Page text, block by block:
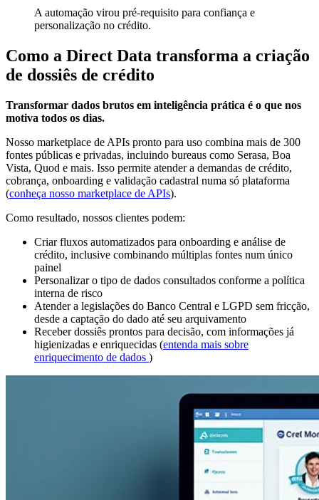
A automação virou pré-requisito para confiança e
personalização no crédito.
Como a Direct Data transforma a criação
de dossiês de crédito
Transformar dados brutos em inteligência prática é o que nos
motiva todos os dias.
Nosso marketplace de APIs pronto para uso combina mais de 300
fontes públicas e privadas, incluindo bureaus como Serasa, Boa
Vista, Quod e mais. Isso permite atender a demandas de crédito,
cobrança, onboarding e validação cadastral numa só plataforma
(conheça nosso marketplace de APIs).
Como resultado, nossos clientes podem:
Criar fluxos automatizados para onboarding e análise de
crédito, inclusive combinando múltiplas fontes num único
painel
Personalizar o tipo de dados consultados conforme a política
interna de risco
Atender a legislações do Banco Central e LGPD sem fricção,
desde a captação do dado até seu arquivamento
Receber dossiês prontos para decisão, com informações já
higienizadas e enriquecidas (entenda mais sobre
enriquecimento de dados )